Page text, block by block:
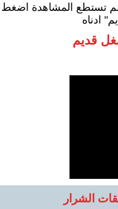
تستطع المشاهدة اضغط
ادناه
قديم
الشرار